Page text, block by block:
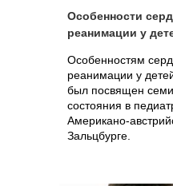
Особенности
реанимации у
Особенностям
реанимации у
был посвящен
состояния в
Американо-
Зальцбурге.